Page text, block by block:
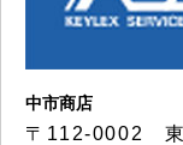
中市商店
〒112-0002 東